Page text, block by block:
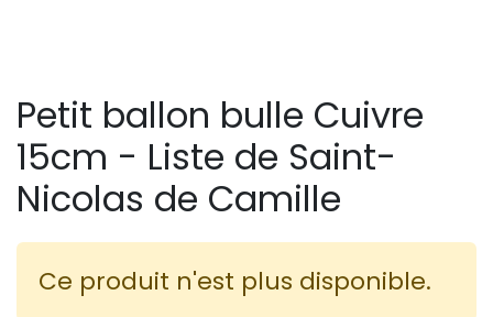
Petit ballon bulle Cuivre
15cm - Liste de Saint-
Nicolas de Camille
Ce produit n'est plus disponible.